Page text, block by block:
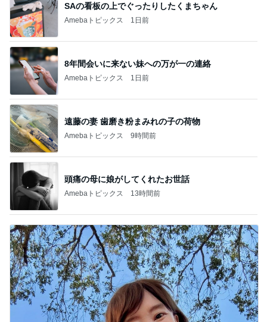
SAの看板の上でぐったりしたくまちゃん
Amebaトピックス 1日前
8年間会いに来ない妹への万が一の連絡
Amebaトピックス 1日前
遠藤の妻 歯磨き粉まみれの子の荷物
Amebaトピックス 9時間前
頭痛の母に娘がしてくれたお世話
Amebaトピックス 13時間前